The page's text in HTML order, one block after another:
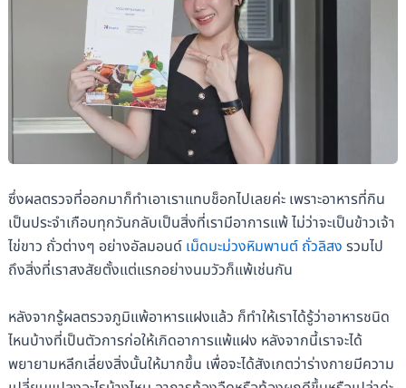
ซึ่งผลตรวจที่ออกมาก็ทำเอาเราแทบช็อกไปเลยค่ะ เพราะอาหารที่กิน
เป็นประจำเกือบทุกวันกลับเป็นสิ่งที่เรามีอาการแพ้ ไม่ว่าจะเป็นข้าวเจ้า
ไข่ขาว ถั่วต่างๆ อย่างอัลมอนด์ เม็ดมะม่วงหิมพานต์ ถั่วลิสง รวมไป
ถึงสิ่งที่เราสงสัยตั้งแต่แรกอย่างนมวัวก็แพ้เช่นกัน
หลังจากรู้ผลตรวจภูมิแพ้อาหารแฝงแล้ว ก็ทำให้เราได้รู้ว่าอาหารชนิด
ไหนบ้างที่เป็นตัวการก่อให้เกิดอาการแพ้แฝง หลังจากนี้เราจะได้
พยายามหลีกเลี่ยงสิ่งนั้นให้มากขึ้น เพื่อจะได้สังเกตว่าร่างกายมีความ